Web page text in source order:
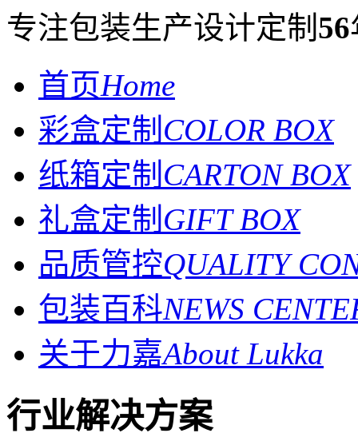
专注包装生产设计定制 56
首页Home
彩盒定制 COLOR BOX
纸箱定制 CARTON BOX
礼盒定制 GIFT BOX
品质管控QUALITY
包装百科NEWS
关于力嘉About Lukka
行业解决方案